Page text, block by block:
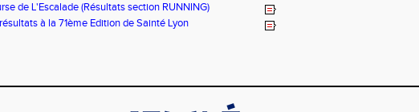
de L'Escalade (Résultats section RUNNING)
à la 71ème Edition de Sainté Lyon